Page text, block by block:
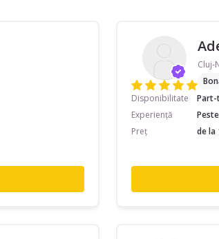
Cluj-
Disponibilitate
Part-
Experiență
Preț
de la